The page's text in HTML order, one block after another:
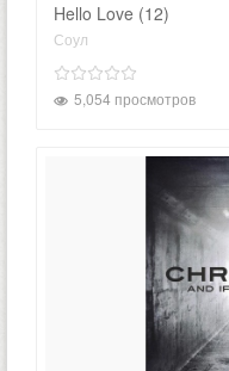
Hello Love (12)
Соул
5,054 просмотров